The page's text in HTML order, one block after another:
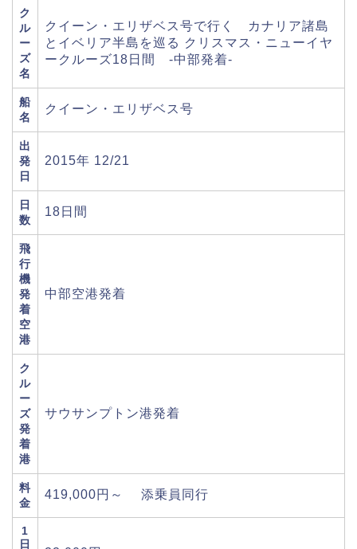
ク
ル
ー
ズ
名
クイーン・エリザベス号で行く カナリア諸島
とイベリア半島を巡る クリスマス・ニューイヤ
ークルーズ18日間 -中部発着-
船
名
クイーン・エリザベス号
出
発
日
2015年 12/21
日
数
18日間
飛
行
機
発
着
空
港
中部空港発着
ク
ル
ー
ズ
発
着
港
サウサンプトン港発着
料
金
419,000円～ 添乗員同行
1
日